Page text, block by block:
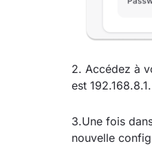
2. Accédez à
est 192.168.8.1.
3.Une fois
nouvelle